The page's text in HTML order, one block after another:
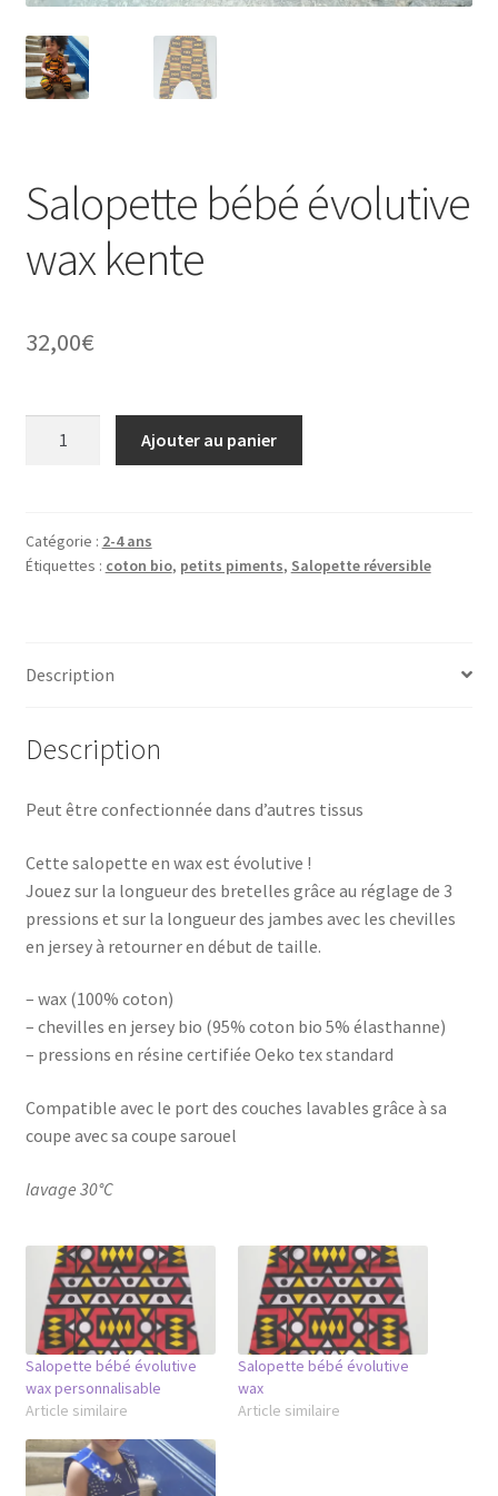
Salopette bébé évolutive
wax kente
32,00€
évolutive
wax
Ajouter au panier
Catégorie : 2-4 ans
Étiquettes : coton bio, petits piments, Salopette réversible
Description
Description
Peut être confectionnée dans d’autres tissus
Cette salopette en wax est évolutive !
Jouez sur la longueur des bretelles grâce au réglage de 3
pressions et sur la longueur des jambes avec les chevilles
en jersey à retourner en début de taille.
– wax (100% coton)
– chevilles en jersey bio (95% coton bio 5% élasthanne)
– pressions en résine certifiée Oeko tex standard
Compatible avec le port des couches lavables grâce à sa
coupe avec sa coupe sarouel
lavage 30°C
Salopette bébé évolutive
wax personnalisable
Article similaire
Salopette bébé évolutive
wax
Article similaire